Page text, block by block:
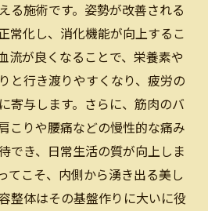
る施術です。姿勢が改善される
常化し、消化機能が向上するこ
流が良くなることで、栄養素や
と行き渡りやすくなり、疲労の
寄与します。さらに、筋肉のバ
こりや腰痛などの慢性的な痛み
でき、日常生活の質が向上しま
てこそ、内側から湧き出る美し
整体はその基盤作りに大いに役